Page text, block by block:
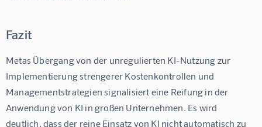
Fazit
Metas Übergang von der unregulierten KI-Nutzung zur
Implementierung strengerer Kostenkontrollen und
Managementstrategien signalisiert eine Reifung in der
Anwendung von KI in großen Unternehmen. Es wird
deutlich, dass der reine Einsatz von KI nicht automatisch zu